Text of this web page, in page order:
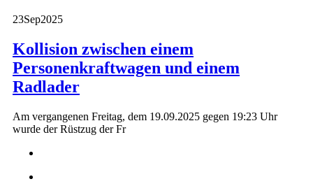
23Sep2025
Kollision zwischen einem
Personenkraftwagen und einem
Radlader
Am vergangenen Freitag, dem 19.09.2025 gegen 19:23 Uhr
wurde der Rüstzug der Fr